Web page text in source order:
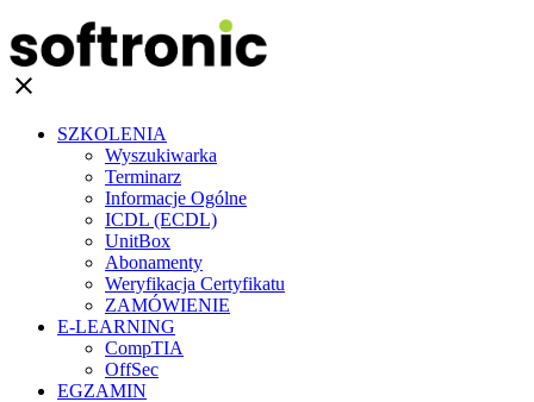
clear
SZKOLENIA
Wyszukiwarka
Terminarz
Informacje Ogólne
ICDL (ECDL)
UnitBox
Abonamenty
Weryfikacja Certyfikatu
ZAMÓWIENIE
E-LEARNING
CompTIA
OffSec
EGZAMIN